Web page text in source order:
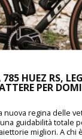
HUEZ RS,
PER
nuova regina delle
guidabilità totale
migliori. A chi